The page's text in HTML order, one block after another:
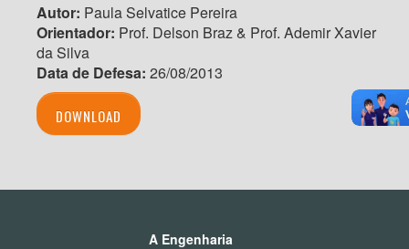
Autor: Paula Selvatice Pereira
Orientador: Prof. Delson Braz & Prof. Ademir Xavier
da Silva
Data de Defesa: 26/08/2013
DOWNLOAD
A Engenharia